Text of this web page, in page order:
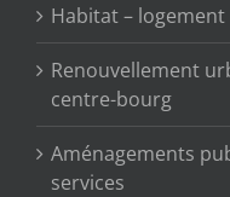
Habitat – logement
Renouvellement
centre-bourg
Aménagements
services